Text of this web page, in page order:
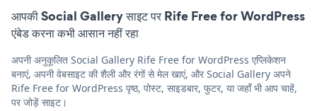
आपकी Social Gallery साइट पर Rife Free for WordPress
एंबेड करना कभी आसान नहीं रहा
अपनी अनुकूलित Social Gallery Rife Free for WordPress एप्लिकेशन
बनाएं, अपनी वेबसाइट की शैली और रंगों से मेल खाएं, और Social Gallery अपने
Rife Free for WordPress पृष्ठ, पोस्ट, साइडबार, फुटर, या जहाँ भी आप चाहें,
पर जोड़ें साइट।